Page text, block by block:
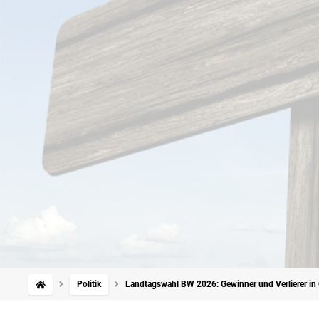
Politik Landtagswahl BW 2026: Gewinner und Verlierer